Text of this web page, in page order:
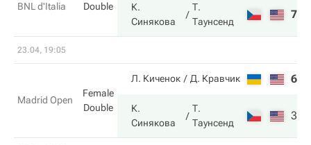
BNL d'Italia
Double
К.
Синякова
Т.
Таунсенд
7
23.04, 19:05
Madrid Open
Female
Double
Л. Киченок Д. Кравчик 6
К.
Синякова
Т.
Таунсенд
3